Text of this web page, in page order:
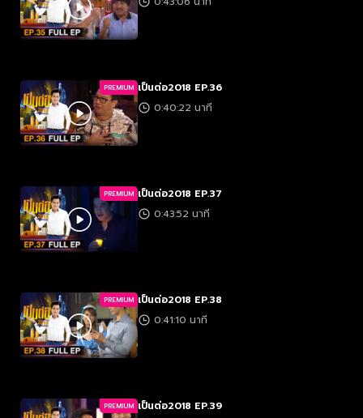
PREMIUM เป็นต่อ2018 EP.36
0:40:22 นาที
PREMIUM เป็นต่อ2018 EP.37
0:43:52 นาที
PREMIUM เป็นต่อ2018 EP.38
0:41:10 นาที
PREMIUM เป็นต่อ2018 EP.39